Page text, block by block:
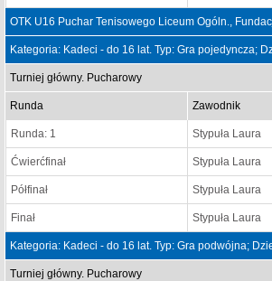
OTK U16 Puchar Tenisowego Liceum Ogóln.,
Kategoria: Kadeci - do 16 lat. Typ: Gra pojedyncza;
Turniej główny. Pucharowy
Runda Zawodnik
Runda: 1 Stypuła Laura
Ćwierćfinał Stypuła Laura
Półfinał Stypuła Laura
Finał Stypuła Laura
Kategoria: Kadeci - do 16 lat. Typ: Gra podwójna;
Turniej główny. Pucharowy